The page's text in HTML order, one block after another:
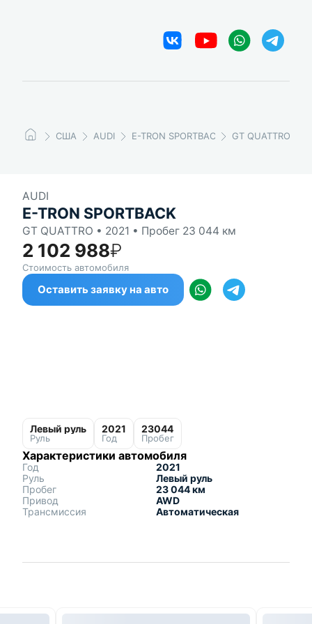
США AUDI E-TRON SPORTBACK GT QUATTRO
AUDI
E-TRON SPORTBACK
GT QUATTRO • 2021 • Пробег 23 044 км
2 102 988₽
Стоимость автомобиля
Оставить заявку на авто
Левый руль
Руль
2021
Год
23044
Пробег
Характеристики автомобиля
Год
2021
Руль
Левый руль
Пробег
23 044 км
Привод
AWD
Трансмиссия
Автоматическая